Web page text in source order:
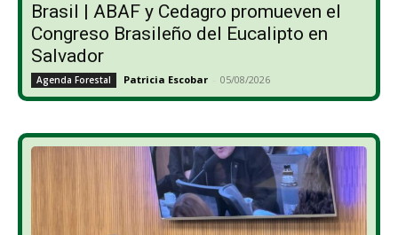
Brasil | ABAF y Cedagro promueven el
Congreso Brasileño del Eucalipto en
Salvador
Agenda Forestal Patricia Escobar - 05/08/2026